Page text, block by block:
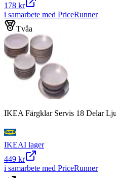
178 kr
i samarbete med PriceRunner
Tvåa
IKEA Färgklar Servis 18 Delar
IKEAI lager
449 kr
i samarbete med PriceRunner